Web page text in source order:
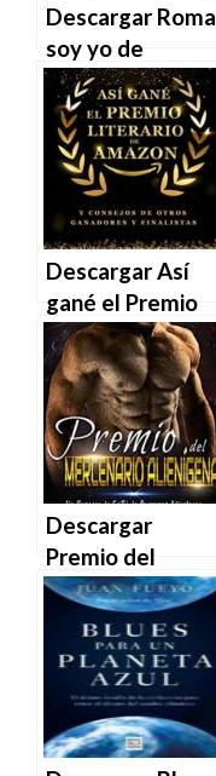
Descargar Roma
soy yo de
Santiago
Posteguillo en
EPUB | PDF |
MOBI
Descargar Así
gané el Premio
Literario de
Amazon de
Ismael Santiago
Rubio en EPUB |
PDF | MOBI
Descargar
Premio del
Mercenario
Alienígena de
Pachel Legant en
EPUB | PDF |
MOBI